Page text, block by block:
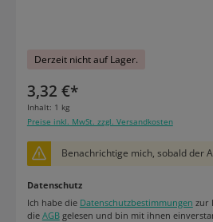
Derzeit nicht auf Lager.
3,32 €*
Inhalt: 1 kg
Preise inkl. MwSt. zzgl. Versandkosten
Benachrichtige mich, sobald der
Datenschutz
Ich habe die Datenschutzbestimmungen zur
die AGBgelesen und bin mit ihnen